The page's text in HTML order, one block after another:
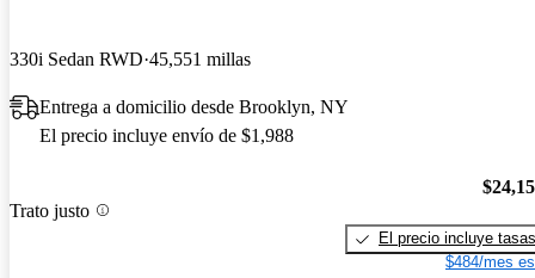
330i Sedan RWD 45,551 millas
Entrega a domicilio desde Brooklyn, NY
El precio incluye envío de $1,988
Trato justo
El precio incluye tasas
$484/mes